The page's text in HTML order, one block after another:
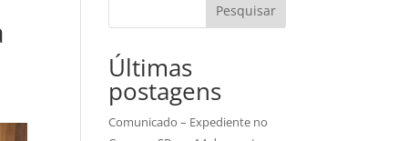
Pesquisar
Últimas
postagens
Comunicado – Expediente no